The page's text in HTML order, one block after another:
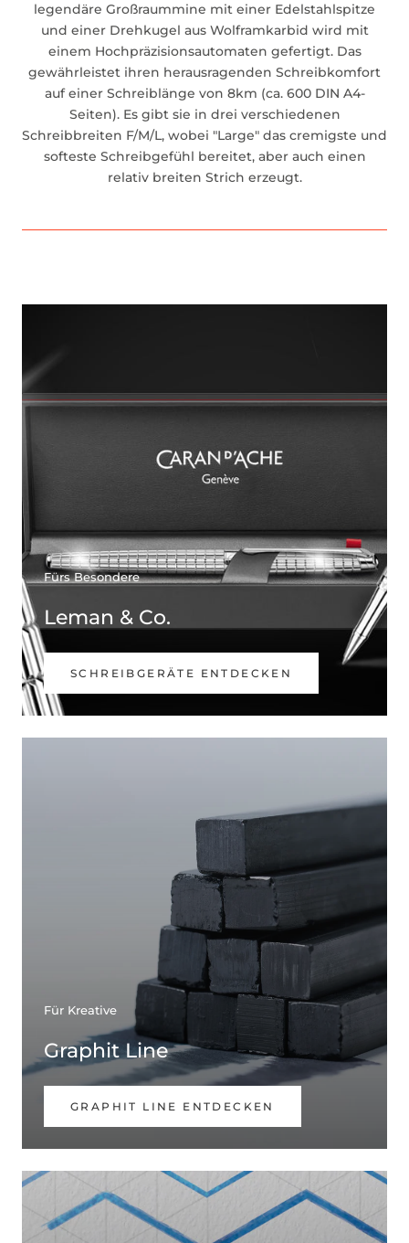
legendäre Großraummine mit einer Edelstahlspitze
und einer Drehkugel aus Wolframkarbid wird mit
einem Hochpräzisionsautomaten gefertigt. Das
gewährleistet ihren herausragenden Schreibkomfort
auf einer Schreiblänge von 8km (ca. 600 DIN A4-
Seiten). Es gibt sie in drei verschiedenen
Schreibbreiten F/M/L, wobei "Large" das cremigste und
softeste Schreibgefühl bereitet, aber auch einen
relativ breiten Strich erzeugt.
Fürs Besondere
Leman & Co.
SCHREIBGERÄTE ENTDECKEN
Für Kreative
Graphit Line
GRAPHIT LINE ENTDECKEN